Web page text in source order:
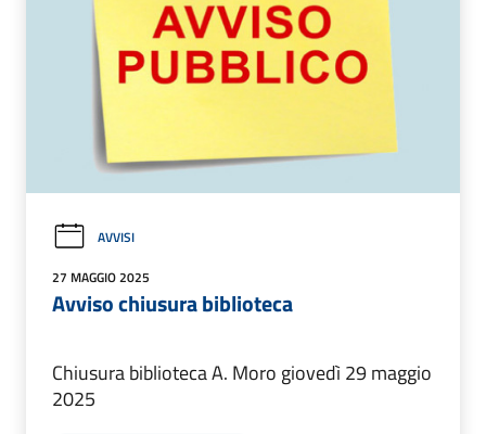
AVVISI
27 MAGGIO 2025
Avviso chiusura biblioteca
Chiusura biblioteca A. Moro giovedì 29 maggio
2025